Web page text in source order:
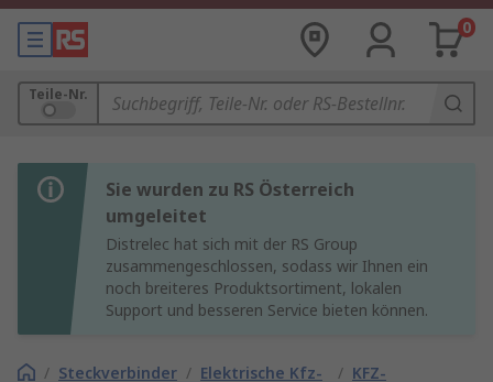
0
Teile-Nr.
Sie wurden zu RS Österreich
umgeleitet
Distrelec hat sich mit der RS Group
zusammengeschlossen, sodass wir Ihnen ein
noch breiteres Produktsortiment, lokalen
Support und besseren Service bieten können.
/ Steckverbinder / Elektrische Kfz-
/ KFZ-